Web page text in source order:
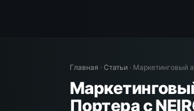
Главная · Статьи · Маркетинговый
Портера с